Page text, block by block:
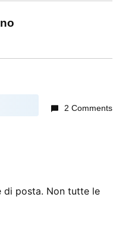
2 Comments
di posta. Non tutte le